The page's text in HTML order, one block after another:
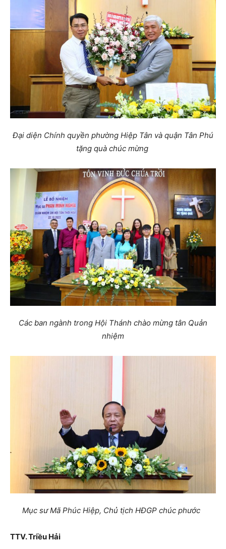
Đại diện Chính quyền phường Hiệp Tân và quận Tân Phú
tặng quà chúc mừng
Các ban ngành trong Hội Thánh chào mừng tân Quản
nhiệm
Mục sư Mã Phúc Hiệp, Chủ tịch HĐGP chúc phước
TTV. Triều Hải